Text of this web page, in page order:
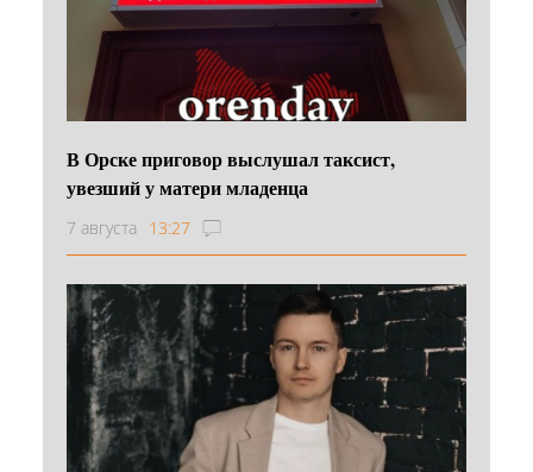
В Орске приговор выслушал таксист,
увезший у матери младенца
7 августа 13:27